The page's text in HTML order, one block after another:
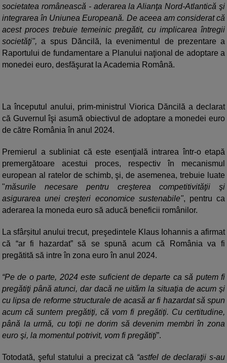
societatea românească - aderarea la Alianţa Nord-Atlantică şi
integrarea în Uniunea Europeană. De aceea am considerat că
acest proces trebuie temeinic pregătit, cu implicarea întregii
societăţi", a spus Dăncilă, la evenimentul de prezentare a
Raportului de fundamentare a Planului naţional de adoptare a
monedei euro, desfăşurat la Academia Română.
La începutul anului, prim-ministrul Viorica Dăncilă a declarat
că Guvernul îşi asumă obiectivul de adoptare a monedei euro
de către România în anul 2024.
Premierul a subliniat că este esenţială intrarea într-o etapă
premergătoare acestui proces, respectiv în mecanismul
european al ratelor de schimb, şi, de asemenea, trebuie luate
"măsurile necesare pentru creşterea competitivităţii şi
asigurarea unei creşteri economice sustenabile", pentru ca
aderarea la moneda euro să aducă beneficii românilor.
La sfârșitul anului trecut, preşedintele Klaus Iohannis a afirmat
că “ar fi hazardat” să se spună acum că România va fi
pregătită să intre în zona euro în anul 2024.
“Pe de o parte, 2024 este suficient de departe ca să putem fi
pregătiţi până atunci, dar dacă ne uităm la situaţia de acum şi
cu lipsa de reforme structurale de acasă ar fi hazardat să spun
acum că suntem pregătiţi, că vom fi pregătiţi. Cu certitudine,
până la urmă, cu toţii ne dorim să devenim membri în zona
euro şi, la momentul potrivit, vom fi pregătiţi”.
Totodată, şeful statului a precizat că “astfel de declaraţii s-au